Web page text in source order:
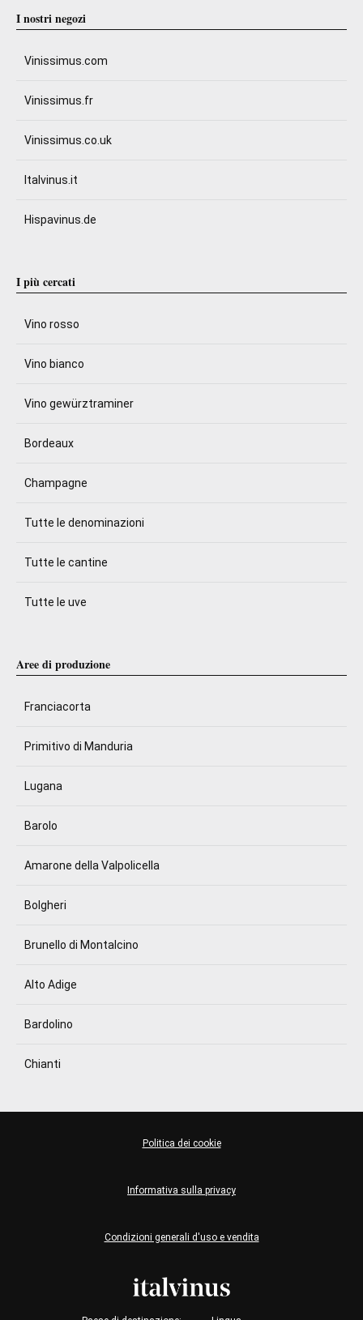
I nostri negozi
Vinissimus.com
Vinissimus.fr
Vinissimus.co.uk
Italvinus.it
Hispavinus.de
I più cercati
Vino rosso
Vino bianco
Vino gewürztraminer
Bordeaux
Champagne
Tutte le denominazioni
Tutte le cantine
Tutte le uve
Aree di produzione
Franciacorta
Primitivo di Manduria
Lugana
Barolo
Amarone della Valpolicella
Bolgheri
Brunello di Montalcino
Alto Adige
Bardolino
Chianti
Condizioni generali d'uso e vendita
Informativa sulla privacy
Politica dei cookie